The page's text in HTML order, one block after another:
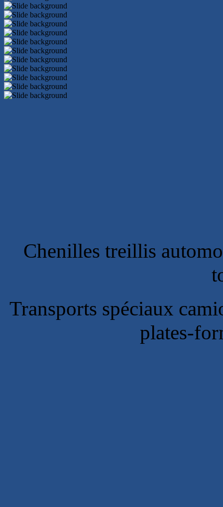
Chenilles treillis
Transports spéciaux
plates-